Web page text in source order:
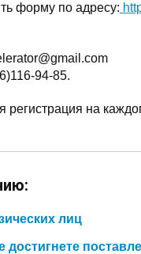
форму по адресу:
94-85.
на
лиц
достигнете